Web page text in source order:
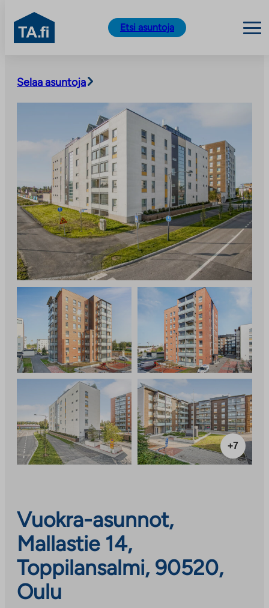
sisältöön
TA.fi
Etsi asuntoja
Selaa asuntoja
+7
Vuokra-asunnot,
Mallastie 14,
Toppilansalmi, 90520,
Oulu